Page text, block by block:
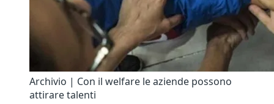
Archivio | Con il welfare le aziende possono
attirare talenti